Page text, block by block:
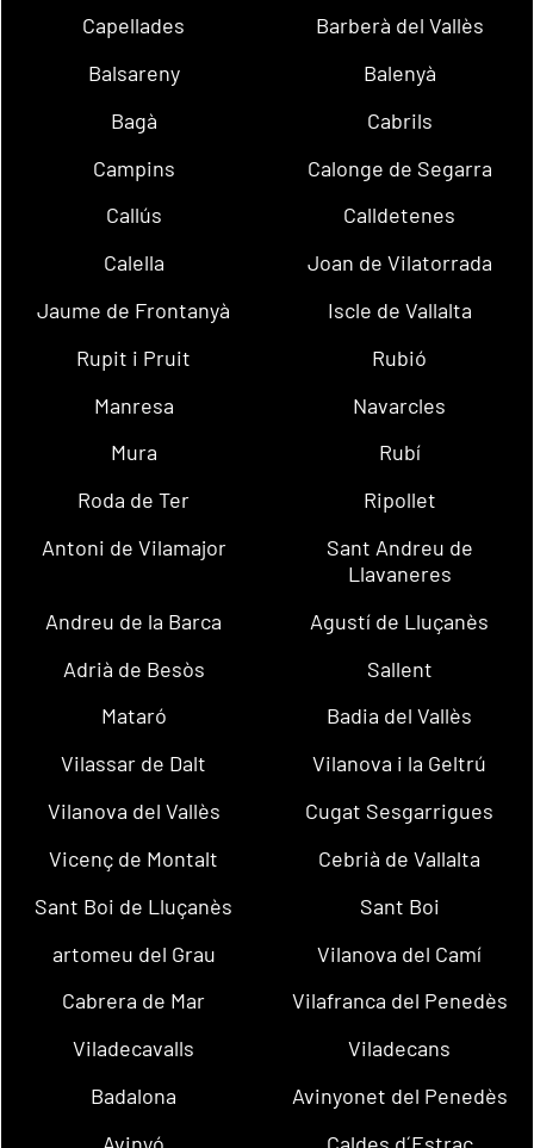
Capellades
Barberà del Vallès
Balsareny
Balenyà
Bagà
Cabrils
Campins
Calonge de Segarra
Callús
Calldetenes
Calella
Joan de Vilatorrada
Jaume de Frontanyà
Iscle de Vallalta
Rupit i Pruit
Rubió
Manresa
Navarcles
Mura
Rubí
Roda de Ter
Ripollet
Antoni de Vilamajor
Sant Andreu de
Llavaneres
Andreu de la Barca
Agustí de Lluçanès
Adrià de Besòs
Sallent
Mataró
Badia del Vallès
Vilassar de Dalt
Vilanova i la Geltrú
Vilanova del Vallès
Cugat Sesgarrigues
Vicenç de Montalt
Cebrià de Vallalta
Sant Boi de Lluçanès
Sant Boi
artomeu del Grau
Vilanova del Camí
Cabrera de Mar
Vilafranca del Penedès
Viladecavalls
Viladecans
Badalona
Avinyonet del Penedès